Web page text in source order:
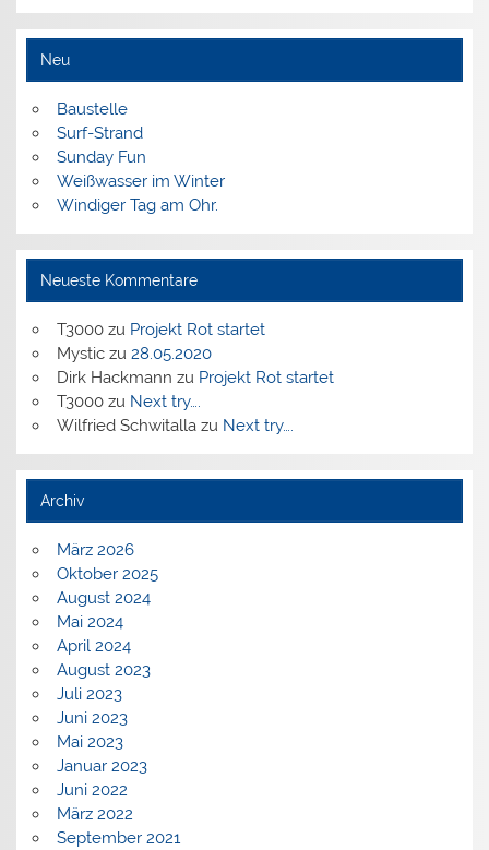
Neu
Baustelle
Surf-Strand
Sunday Fun
Weißwasser im Winter
Windiger Tag am Ohr.
Neueste Kommentare
T3000zu Projekt Rot startet
Mysticzu 28.05.2020
Dirk Hackmann zu Projekt Rot startet
T3000zu Next try….
Wilfried Schwitalla zu Next try….
Archiv
März 2026
Oktober 2025
August 2024
Mai 2024
April 2024
August 2023
Juli 2023
Juni 2023
Mai 2023
Januar 2023
Juni 2022
März 2022
September 2021